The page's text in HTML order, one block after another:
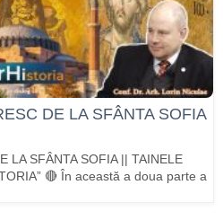
DE LA SFÂNTA SOFIA
LA SFÂNTA SOFIA || TAINELE
🔴 În această a doua parte a